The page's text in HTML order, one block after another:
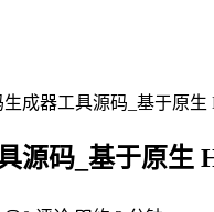
成器工具源码_基于原生
源码_基于原生